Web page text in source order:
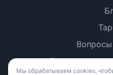
Политика
Мы обрабатываем cookies,